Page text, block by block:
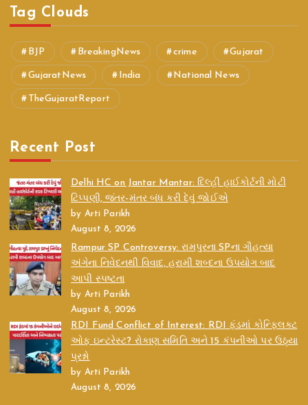
Tag Clouds
BJP BreakingNews crime Gujarat
GujaratNews India National News
TheGujaratReport
Recent Post
Delhi HC on Jantar Mantar: દિલ્હી હાઈકોર્ટની મોટી
ટિપ્પણી, જંતર-મંતર બંધ કરી દેવું જોઈએ
by Arti Parikh
August 8, 2026
Rampur SP Controversy: રામપુરના SPના ગૌહત્યા
અંગેના નિવેદનથી વિવાદ, હરામી શબ્દના ઉપયોગ બાદ
આપી સ્પષ્ટતા
by Arti Parikh
August 8, 2026
RDI Fund Conflict of Interest: RDI ફંડમાં કોન્ફ્લિક્ટ
ઓફ ઇન્ટરેસ્ટ? રોકાણ સમિતિ અને 15 કંપનીઓ પર ઉઠ્યા
પ્રશ્નો
by Arti Parikh
August 8, 2026